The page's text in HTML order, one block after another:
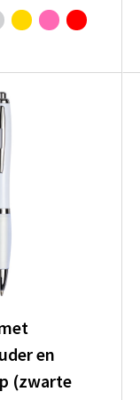
en
(zwarte